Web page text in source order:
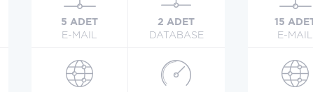
5 ADET
E-MAIL
2 ADET
DATABASE
15
E-MAIL